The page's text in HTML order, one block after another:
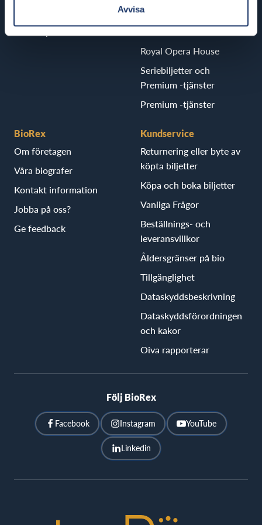
AvvisaRetro filmvisningar
Royal Opera House
Seriebiljetter och
Premium -tjänster
Premium -tjänster
BioRex
Om företagen
Våra biografer
Kontakt information
Jobba på oss?
Ge feedback
Kundservice
Returnering eller byte av
köpta biljetter
Köpa och boka biljetter
Vanliga Frågor
Beställnings- och
leveransvillkor
Åldersgränser på bio
Tillgänglighet
Dataskyddsbeskrivning
Dataskyddsförordningen
och kakor
Oiva rapporterar
Följ BioRex
Facebook Instagram YouTube
Linkedin
Cinemas